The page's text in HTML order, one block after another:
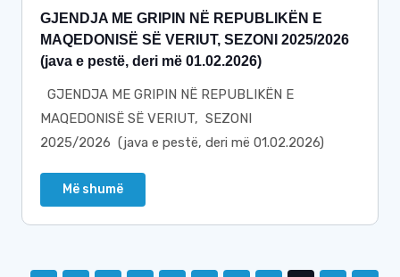
GJENDJA ME GRIPIN NË REPUBLIKËN E
MAQEDONISË SË VERIUT, SEZONI 2025/2026
(java e pestë, deri më 01.02.2026)
GJENDJA ME GRIPIN NË REPUBLIKËN E
MAQEDONISË SË VERIUT, SEZONI
2025/2026 (java e pestë, deri më 01.02.2026)
Më shumë